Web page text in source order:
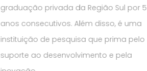
graduação privada da Região Sul por 5
anos consecutivos. Além disso, é uma
instituição de pesquisa que prima pelo
suporte ao desenvolvimento e pela